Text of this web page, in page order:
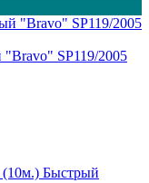
SP119/2005
Быстрый